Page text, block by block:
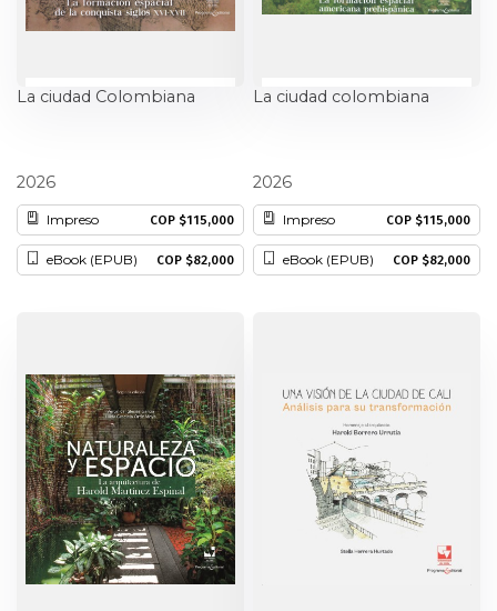
Conflicto Armado
Desarrollo
Diseño
Estudios culturales
Estudios editoriales
Estudios regionales
Ética
La ciudad Colombiana
2026
Impreso COP $115,000
eBook (EPUB) COP $82,000
La ciudad colombiana
2026
Impreso COP $115,000
eBook (EPUB) COP $82,000